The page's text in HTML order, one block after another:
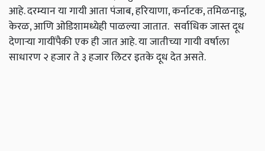
आहे. दरम्यान या गायी आता पंजाब, हरियाणा, कर्नाटक, तमिळनाडू,
केरळ, आणि ओडिशामध्येही पाळल्या जातात. सर्वाधिक जास्त दूध
देणाऱ्या गायींपैकी एक ही जात आहे. या जातीच्या गायी वर्षाला
साधारण २ हजार ते ३ हजार लिटर इतके दूध देत असते.